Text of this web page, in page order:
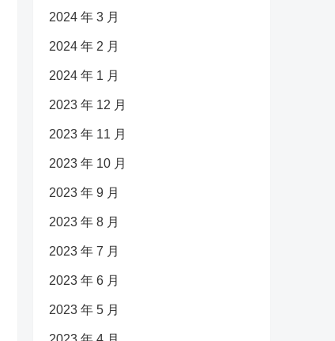
2024 年 3 月
2024 年 2 月
2024 年 1 月
2023 年 12 月
2023 年 11 月
2023 年 10 月
2023 年 9 月
2023 年 8 月
2023 年 7 月
2023 年 6 月
2023 年 5 月